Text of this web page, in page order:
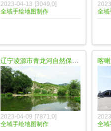
2023-04-13 [3049,0]
全域手绘地图制作
全域
辽宁凌源市青龙河自然保护区
2023-04-09 [7871,0]
全域手绘地图制作
全域